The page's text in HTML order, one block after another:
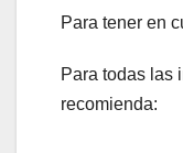
Para tener en
Para todas las
recomienda: